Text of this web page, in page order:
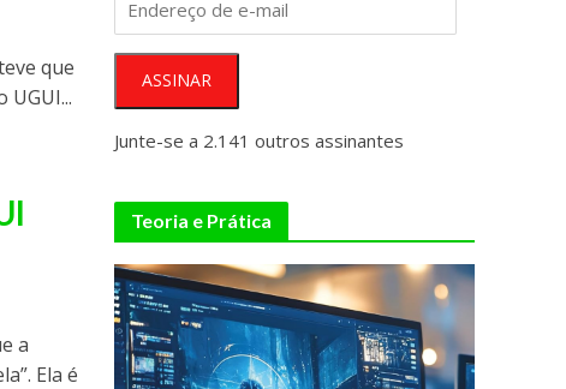
que
a
Ela é
de
e-
mailASSINAR
Junte-se a 2.141 outros assinantes
Teoria e Prática